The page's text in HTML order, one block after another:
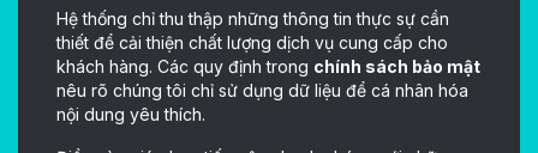
Hệ thống chỉ thu thập những thông tin thực sự cần
thiết để cải thiện chất lượng dịch vụ cung cấp cho
khách hàng. Các quy định trong chính sách bảo mật
nêu rõ chúng tôi chỉ sử dụng dữ liệu để cá nhân hóa
nội dung yêu thích.